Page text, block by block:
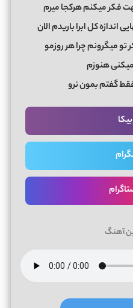
فکر میکنم هرکجا میرم
اندازه کل ابرا باریدم الان
میگرونم چرا هر روزمو
هنوزم
گفتم بمون نرو
آهنگ